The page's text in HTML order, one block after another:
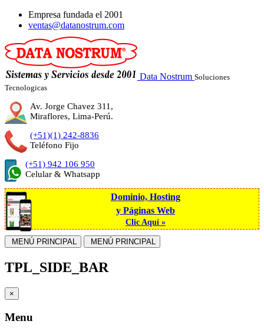
Empresa fundada el 2001
ventas@datanostrum.com
Data Nostrum Soluciones
Tecnologicas
Av. Jorge Chavez 311,
Miraflores, Lima-Perú.
(+51)(1) 242-8836
Teléfono Fijo
(+51) 942 106 950
Celular & Whatsapp
Dominio, Hosting
y Páginas Web
Clic Aquí »
MENÚ PRINCIPAL MENÚ PRINCIPAL
TPL_SIDE_BAR
×
Menu